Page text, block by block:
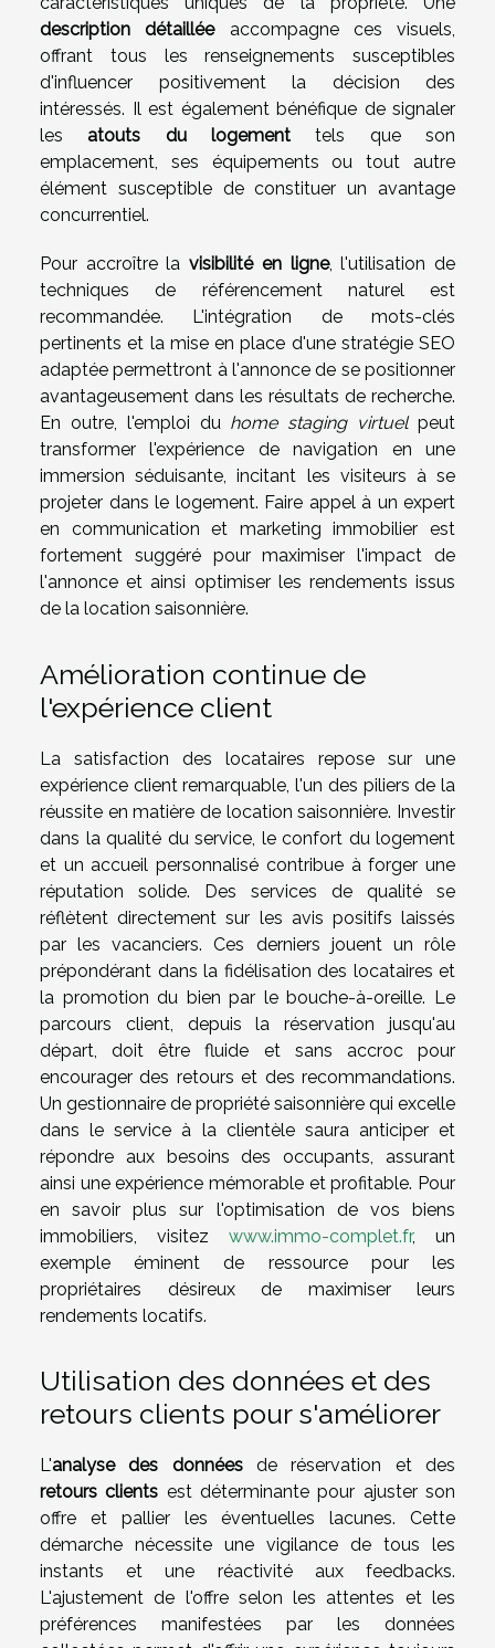
description détailléeaccompagne ces visuels,
offrant tous les renseignements susceptibles
d'influencer positivement la décision des
intéressés. Il est également bénéfique de signaler
les atouts du logement tels que son
emplacement, ses équipements ou tout autre
élément susceptible de constituer un avantage
concurrentiel.
Pour accroître lavisibilité en ligne, l'utilisation de
techniques de référencement naturel est
recommandée. L'intégration de mots-clés
pertinents et la mise en place d'une stratégie SEO
adaptée permettront à l'annonce de se positionner
avantageusement dans les résultats de recherche.
En outre, l'emploi du home staging virtuelpeut
transformer l'expérience de navigation en une
immersion séduisante, incitant les visiteurs à se
projeter dans le logement. Faire appel à un expert
en communication et marketing immobilier est
fortement suggéré pour maximiser l'impact de
l'annonce et ainsi optimiser les rendements issus
de la location saisonnière.
Amélioration continue de
l'expérience client
La satisfaction des locataires repose sur une
expérience client remarquable, l'un des piliers de la
réussite en matière de location saisonnière. Investir
dans la qualité du service, le confort du logement
et un accueil personnalisé contribue à forger une
réputation solide. Des services de qualité se
réflètent directement sur les avis positifs laissés
par les vacanciers. Ces derniers jouent un rôle
prépondérant dans la fidélisation des locataires et
la promotion du bien par le bouche-à-oreille. Le
parcours client, depuis la réservation jusqu'au
départ, doit être fluide et sans accroc pour
encourager des retours et des recommandations.
Un gestionnaire de propriété saisonnière qui excelle
dans le service à la clientèle saura anticiper et
répondre aux besoins des occupants, assurant
ainsi une expérience mémorable et profitable. Pour
en savoir plus sur l'optimisation de vos biens
immobiliers, visitez www.immo-complet.fr, un
exemple éminent de ressource pour les
propriétaires désireux de maximiser leurs
rendements locatifs.
Utilisation des données et des
retours clients pour s'améliorer
L'analyse des donnéesde réservation et des
retours clients est déterminante pour ajuster son
offre et pallier les éventuelles lacunes. Cette
démarche nécessite une vigilance de tous les
instants et une réactivité aux feedbacks.
L'ajustement de l'offre selon les attentes et les
préférences manifestées par les données